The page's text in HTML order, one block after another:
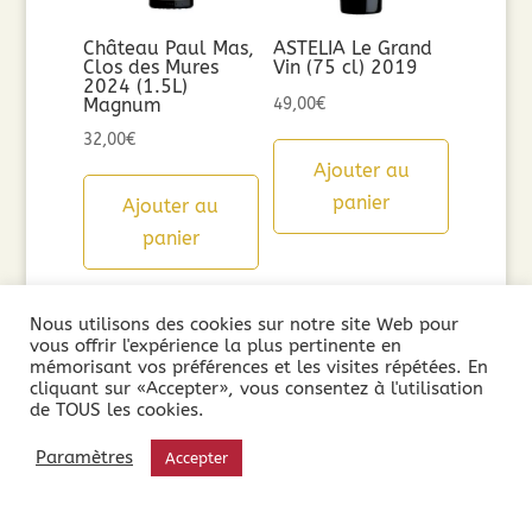
Château Paul Mas,
Clos des Mures
2024 (1.5L)
Magnum
32,00€
Ajouter au
panier
ASTELIA Le Grand
Vin (75 cl) 2019
49,00€
Ajouter au
panier
Nous utilisons des cookies sur notre site Web pour
vous offrir l'expérience la plus pertinente en
mémorisant vos préférences et les visites répétées. En
cliquant sur «Accepter», vous consentez à l'utilisation
de TOUS les cookies.
Paramètres Accepter